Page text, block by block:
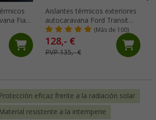
Fiat
de
de 2014)
Aislantes térmicos exteriores
autocaravana Ford Transit
Custom CamperVan a partr
de 2024 Four-Seasons
Hindermann
(Más de 100)
128,- €
PVP 135,- €
Protección eficaz frente a la radiación solar
Material resistente a la intemperie